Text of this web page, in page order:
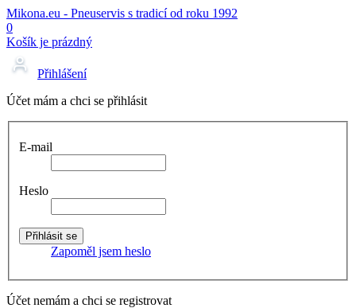
Mikona.eu - Pneuservis s tradicí od roku 1992
0
Košík je prázdný
Přihlášení
Účet mám a chci se přihlásit
E-mail
Heslo
Zapoměl jsem heslo
Účet nemám a chci se registrovat